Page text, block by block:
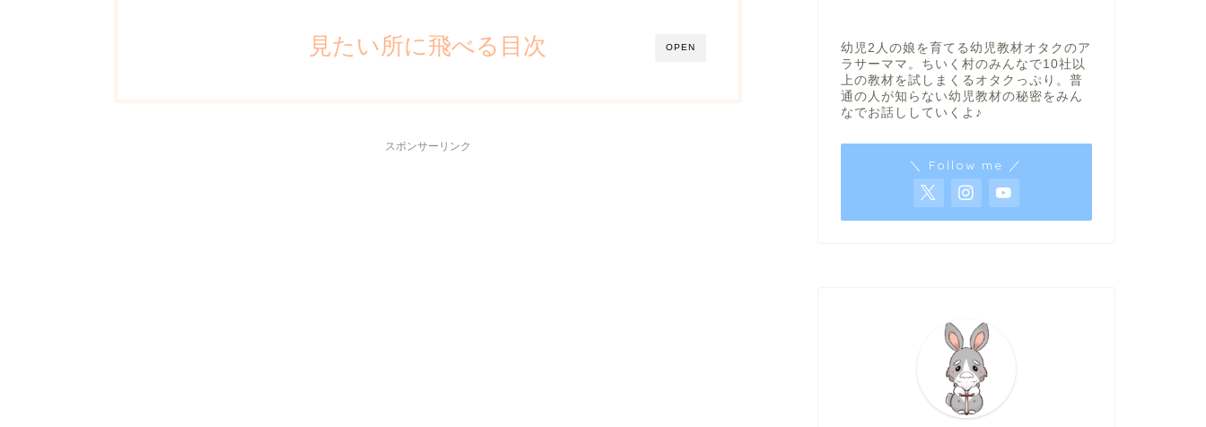
OPEN
見たい所に飛べる目次
スポンサーリンク
幼児2人の娘を育てる幼児教材オタクのア
ラサーママ。ちいく村のみんなで10社以
上の教材を試しまくるオタクっぷり。普
通の人が知らない幼児教材の秘密をみん
なでお話ししていくよ♪
＼ Follow me ／